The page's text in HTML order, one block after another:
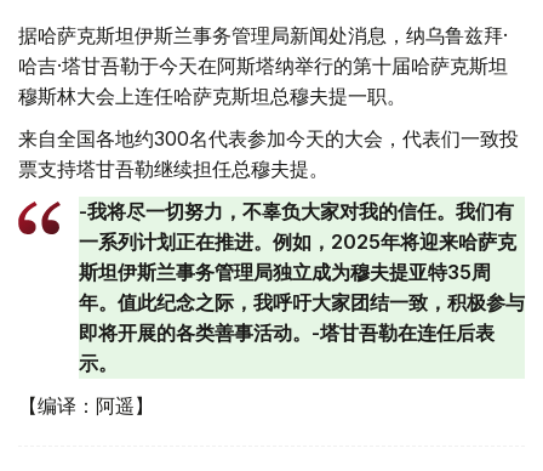
据哈萨克斯坦伊斯兰事务管理局新闻处消息，纳乌鲁兹拜·
哈吉·塔甘吾勒于今天在阿斯塔纳举行的第十届哈萨克斯坦
穆斯林大会上连任哈萨克斯坦总穆夫提一职。
来自全国各地约300名代表参加今天的大会，代表们一致投
票支持塔甘吾勒继续担任总穆夫提。
-我将尽一切努力，不辜负大家对我的信任。我们有
一系列计划正在推进。例如，2025年将迎来哈萨克
斯坦伊斯兰事务管理局独立成为穆夫提亚特35周
年。值此纪念之际，我呼吁大家团结一致，积极参与
即将开展的各类善事活动。-塔甘吾勒在连任后表
示。
【编译：阿遥】